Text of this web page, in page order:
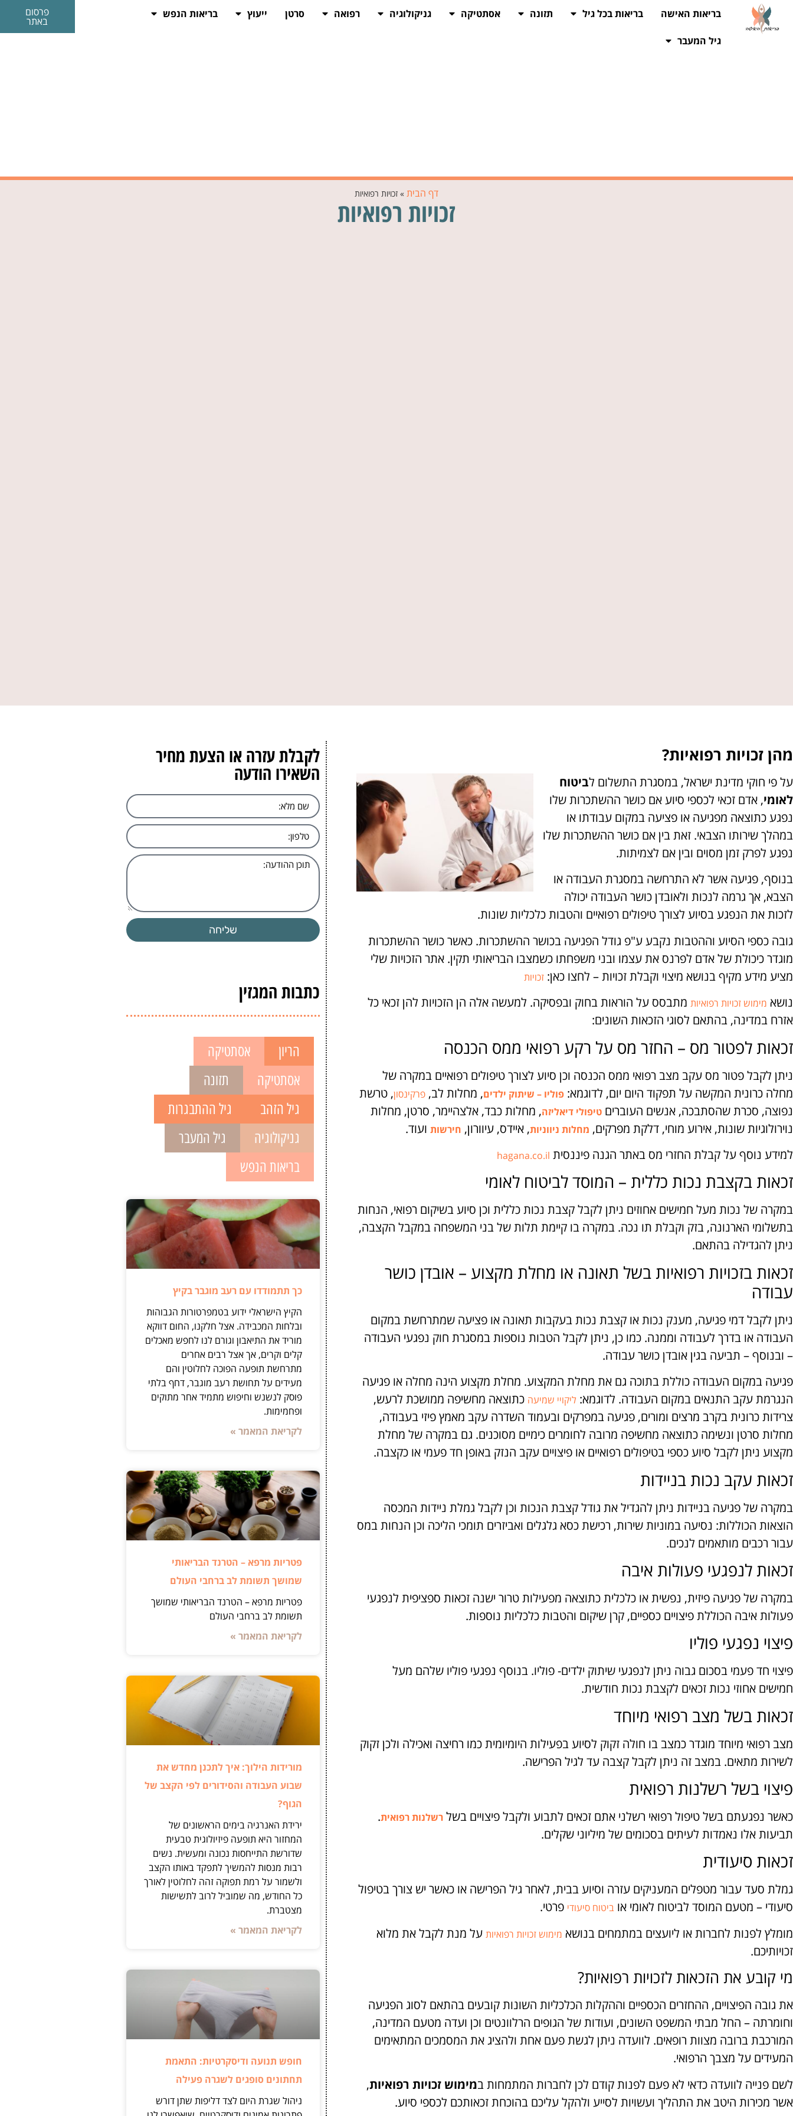
בריאות האישה בריאות בכל גיל תזונה אסתטיקה גניקולוגיה רפואה סרטן ייעוץ בריאות הנפש
גיל המעבר
פרסום
באתר
דף הבית » זכויות רפואיות
זכויות רפואיות
מהן זכויות רפואיות?
על פי חוקי מדינת ישראל, במסגרת התשלום לביטוח
לאומי, אדם זכאי לכספי סיוע אם כושר ההשתכרות שלו
נפגע כתוצאה מפגיעה או פציעה במקום עבודתו או
במהלך שירותו הצבאי. זאת בין אם כושר ההשתכרות שלו
נפגע לפרק זמן מסוים ובין אם לצמיתות.
בנוסף, פגיעה אשר לא התרחשה במסגרת העבודה או
הצבא, אך גרמה לנכות ולאובדן כושר העבודה יכולה
לזכות את הנפגע בסיוע לצורך טיפולים רפואיים והטבות כלכליות שונות.
גובה כספי הסיוע וההטבות נקבע ע"פ גודל הפגיעה בכושר ההשתכרות. כאשר כושר ההשתכרות
מוגדר כיכולת של אדם לפרנס את עצמו ובני משפחתו כשמצבו הבריאותי תקין. אתר הזכויות שלי
מציע מידע מקיף בנושא מיצוי וקבלת זכויות – לחצו כאן: זכויות
נושא מימוש זכויות רפואיות מתבסס על הוראות בחוק ובפסיקה. למעשה אלה הן הזכויות להן זכאי כל
אזרח במדינה, בהתאם לסוגי הזכאות השונים:
זכאות לפטור מס – החזר מס על רקע רפואי ממס הכנסה
ניתן לקבל פטור מס עקב מצב רפואי ממס הכנסה וכן סיוע לצורך טיפולים רפואיים במקרה של
מחלה כרונית המקשה על תפקוד היום יום, לדוגמא: פוליו – שיתוק ילדים, מחלות לב, פרקינסון, טרשת
נפוצה, סכרת שהסתבכה, אנשים העוברים טיפולי דיאליזה, מחלות כבד, אלצהיימר, סרטן, מחלות
נוירולוגיות שונות, אירוע מוחי, דלקת מפרקים, מחלות ניווניות, איידס, עיוורון, חירשות ועוד.
למידע נוסף על קבלת החזרי מס באתר הגנה פיננסית hagana.co.il
זכאות בקצבת נכות כללית – המוסד לביטוח לאומי
במקרה של נכות מעל חמישים אחוזים ניתן לקבל קצבת נכות כללית וכן סיוע בשיקום רפואי, הנחות
בתשלומי הארנונה, בזק וקבלת תו נכה. במקרה בו קיימת תלות של בני המשפחה במקבל הקצבה,
ניתן להגדילה בהתאם.
זכאות בזכויות רפואיות בשל תאונה או מחלת מקצוע – אובדן כושר
עבודה
ניתן לקבל דמי פגיעה, מענק נכות או קצבת נכות בעקבות תאונה או פציעה שמתרחשת במקום
העבודה או בדרך לעבודה וממנה. כמו כן, ניתן לקבל הטבות נוספות במסגרת חוק נפגעי העבודה
– ובנוסף – תביעה בגין אובדן כושר עבודה.
פגיעה במקום העבודה כוללת בתוכה גם את מחלת המקצוע. מחלת מקצוע הינה מחלה או פגיעה
הנגרמת עקב התנאים במקום העבודה. לדוגמא: ליקויי שמיעה כתוצאה מחשיפה ממושכת לרעש,
צרידות כרונית בקרב מרצים ומורים, פגיעה במפרקים ובעמוד השדרה עקב מאמץ פיזי בעבודה,
מחלות סרטן ונשימה כתוצאה מחשיפה מרובה לחומרים כימיים מסוכנים. גם במקרה של מחלת
מקצוע ניתן לקבל סיוע כספי בטיפולים רפואיים או פיצויים עקב הנזק באופן חד פעמי או כקצבה.
זכאות עקב נכות בניידות
במקרה של פגיעה בניידות ניתן להגדיל את גודל קצבת הנכות וכן לקבל גמלת ניידות המכסה
הוצאות הכוללות: נסיעה במוניות שירות, רכישת כסא גלגלים ואביזרים תומכי הליכה וכן הנחות במס
עבור רכבים מותאמים לנכים.
זכאות לנפגעי פעולות איבה
במקרה של פגיעה פיזית, נפשית או כלכלית כתוצאה מפעילות טרור ישנה זכאות ספציפית לנפגעי
פעולות איבה הכוללת פיצויים כספיים, קרן שיקום והטבות כלכליות נוספות.
פיצוי נפגעי פוליו
פיצוי חד פעמי בסכום גבוה ניתן לנפגעי שיתוק ילדים- פוליו. בנוסף נפגעי פוליו שלהם מעל
חמישים אחוזי נכות זכאים לקצבת נכות חודשית.
זכאות בשל מצב רפואי מיוחד
מצב רפואי מיוחד מוגדר כמצב בו חולה זקוק לסיוע בפעילות היומיומית כמו רחיצה ואכילה ולכן זקוק
לשירות מתאים. במצב זה ניתן לקבל קצבה עד לגיל הפרישה.
פיצוי בשל רשלנות רפואית
כאשר נפגעתם בשל טיפול רפואי רשלני אתם זכאים לתבוע ולקבל פיצויים בשל רשלנות רפואית.
תביעות אלו נאמדות לעיתים בסכומים של מיליוני שקלים.
זכאות סיעודית
גמלת סעד עבור מטפלים המעניקים עזרה וסיוע בבית, לאחר גיל הפרישה או כאשר יש צורך בטיפול
סיעודי – מטעם המוסד לביטוח לאומי או ביטוח סיעודי פרטי.
מומלץ לפנות לחברות או ליועצים במתמחים בנושא מימוש זכויות רפואיות על מנת לקבל את מלוא
זכויותיכם.
מי קובע את הזכאות לזכויות רפואיות?
את גובה הפיצויים, ההחזרים הכספיים וההקלות הכלכליות השונות קובעים בהתאם לסוג הפגיעה
וחומרתה – החל מבתי המשפט השונים, ועודות של הגופים הרלוונטים וכן ועדה מטעם המדינה,
המורכבת ברובה מצוות רופאים. לוועדה ניתן לגשת פעם אחת ולהציג את המסמכים המתאימים
המעידים על מצבך הרפואי.
לשם פנייה לוועדה כדאי לא פעם לפנות קודם לכן לחברות המתמחות במימוש זכויות רפואיות,
אשר מכירות היטב את התהליך ועשויות לסייע ולהקל עליכם בהוכחת זכאותכם לכספי סיוע.
לקבלת עזרה או הצעת מחיר
השאירו הודעה
שליחה
כתבות המגזין
הריון
אסתטיקה
אסתטיקה
תזונה
גיל הזהב
גיל ההתבגרות
גניקולוגיה
גיל המעבר
בריאות הנפש
כך תתמודדו עם רעב מוגבר בקיץ
הקיץ הישראלי ידוע בטמפרטורות הגבוהות
ובלחות המכבידה. אצל חלקנו, החום דווקא
מוריד את התיאבון וגורם לנו לחפש מאכלים
קלים וקרים, אך אצל רבים אחרים
מתרחשת תופעה הפוכה לחלוטין והם
מעידים על תחושת רעב מוגבר, דחף בלתי
פוסק לנשנש וחיפוש מתמיד אחר מתוקים
ופחמימות.
לקריאת המאמר »
פטריות מרפא – הטרנד הבריאותי
שמושך תשומת לב ברחבי העולם
פטריות מרפא – הטרנד הבריאותי שמושך
תשומת לב ברחבי העולם
לקריאת המאמר »
מורידות הילוך: איך לתכנן מחדש את
שבוע העבודה והסידורים לפי הקצב של
הגוף?
ירידת האנרגיה בימים הראשונים של
המחזור היא תופעה פיזיולוגית טבעית
שדורשת התייחסות נכונה ומעשית. נשים
רבות מנסות להמשיך לתפקד באותו הקצב
ולשמור על רמת תפוקה זהה לחלוטין לאורך
כל החודש, מה שמוביל לרוב לתשישות
מצטברת.
לקריאת המאמר »
חופש תנועה ודיסקרטיות: התאמת
תחתונים סופגים לשגרה פעילה
ניהול שגרת היום לצד דליפות שתן דורש